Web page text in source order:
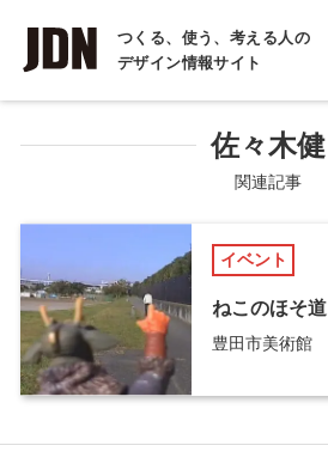
つくる、使う、考える人の
デザイン情報サイト
INTERVIEW
インタビュー
COLUMN
佐々木健
関連記事
イベント
ねこのほそ道
豊田市美術館